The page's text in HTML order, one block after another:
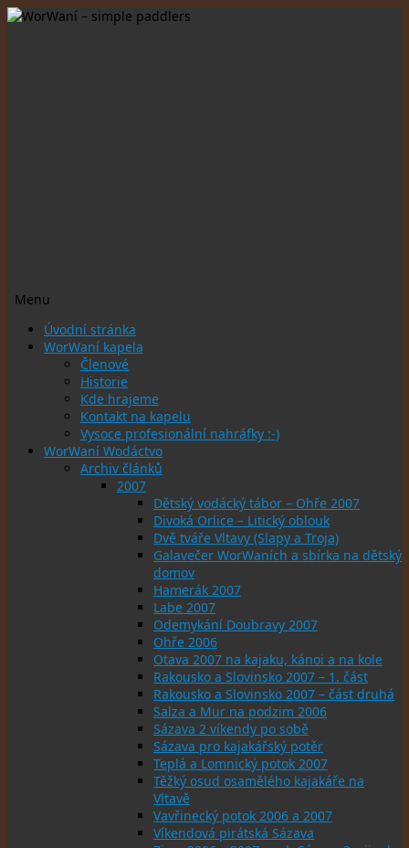
Menu
Přejít
Úvodní stránka
WorWaní kapela
Členové
Historie
Kde hrajeme
Kontakt na kapelu
Vysoce profesionální nahráfky :-)
WorWaní Wodáctvo
Archiv článků
2007
Dětský vodácký tábor – Ohře 2007
Divoká Orlice – Litický oblouk
Dvě tváře Vltavy (Slapy a Troja)
Galavečer WorWaních a sbírka na dětský
domov
Hamerák 2007
Labe 2007
Odemykání Doubravy 2007
Ohře 2006
Otava 2007 na kajaku, kánoi a na kole
Rakousko a Slovinsko 2007 – 1. část
Rakousko a Slovinsko 2007 – část druhá
Salza a Mur na podzim 2006
Sázava 2 víkendy po sobě
Sázava pro kajakářský potěr
Teplá a Lomnický potok 2007
Těžký osud osamělého kajakáře na
Vltavě
Vavřinecký potok 2006 a 2007
Víkendová pirátská Sázava